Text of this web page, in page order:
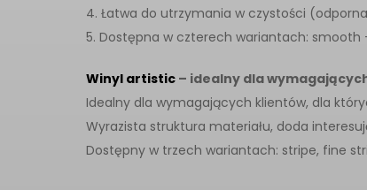
4. Łatwa do utrzymania w czystości
5. Dostępna w czterech wariantach: smooth
Winyl artistic– idealny dla
Idealny dla wymagających klientów, dla
Wyrazista struktura materiału, doda
Dostępny w trzech wariantach: stripe, fine